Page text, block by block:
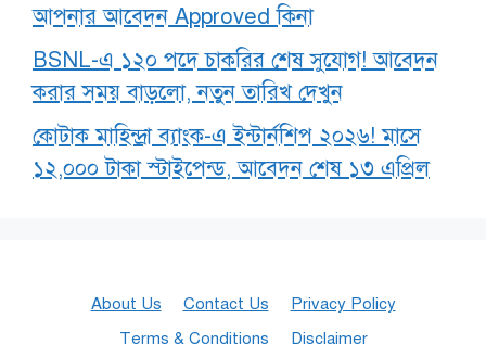
আপনার আবেদন Approved কিনা
BSNL-এ ১২০ পদে চাকরির শেষ সুযোগ! আবেদন
করার সময় বাড়লো, নতুন তারিখ দেখুন
কোটাক মাহিন্দ্রা ব্যাংক-এ ইন্টার্নশিপ ২০২৬! মাসে
১২,০০০ টাকা স্টাইপেন্ড, আবেদন শেষ ১৩ এপ্রিল
About Us Contact Us
Privacy Policy
Terms & Conditions
Disclaimer